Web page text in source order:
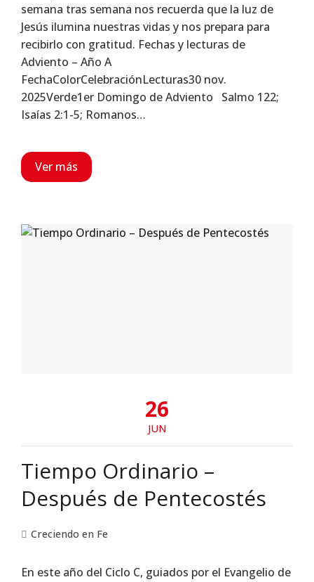
semana tras semana nos recuerda que la luz de
Jesús ilumina nuestras vidas y nos prepara para
recibirlo con gratitud. Fechas y lecturas de
Adviento – Año A
FechaColorCelebraciónLecturas30 nov.
2025Verde1er Domingo de Adviento Salmo 122;
Isaías 2:1-5; Romanos…
Ver más
26
JUN
Tiempo Ordinario –
Después de Pentecostés
Creciendo en Fe
En este año del Ciclo C, guiados por el Evangelio de